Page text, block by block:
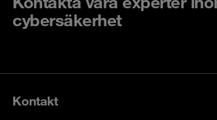
cybersäkerhet
Kontakt